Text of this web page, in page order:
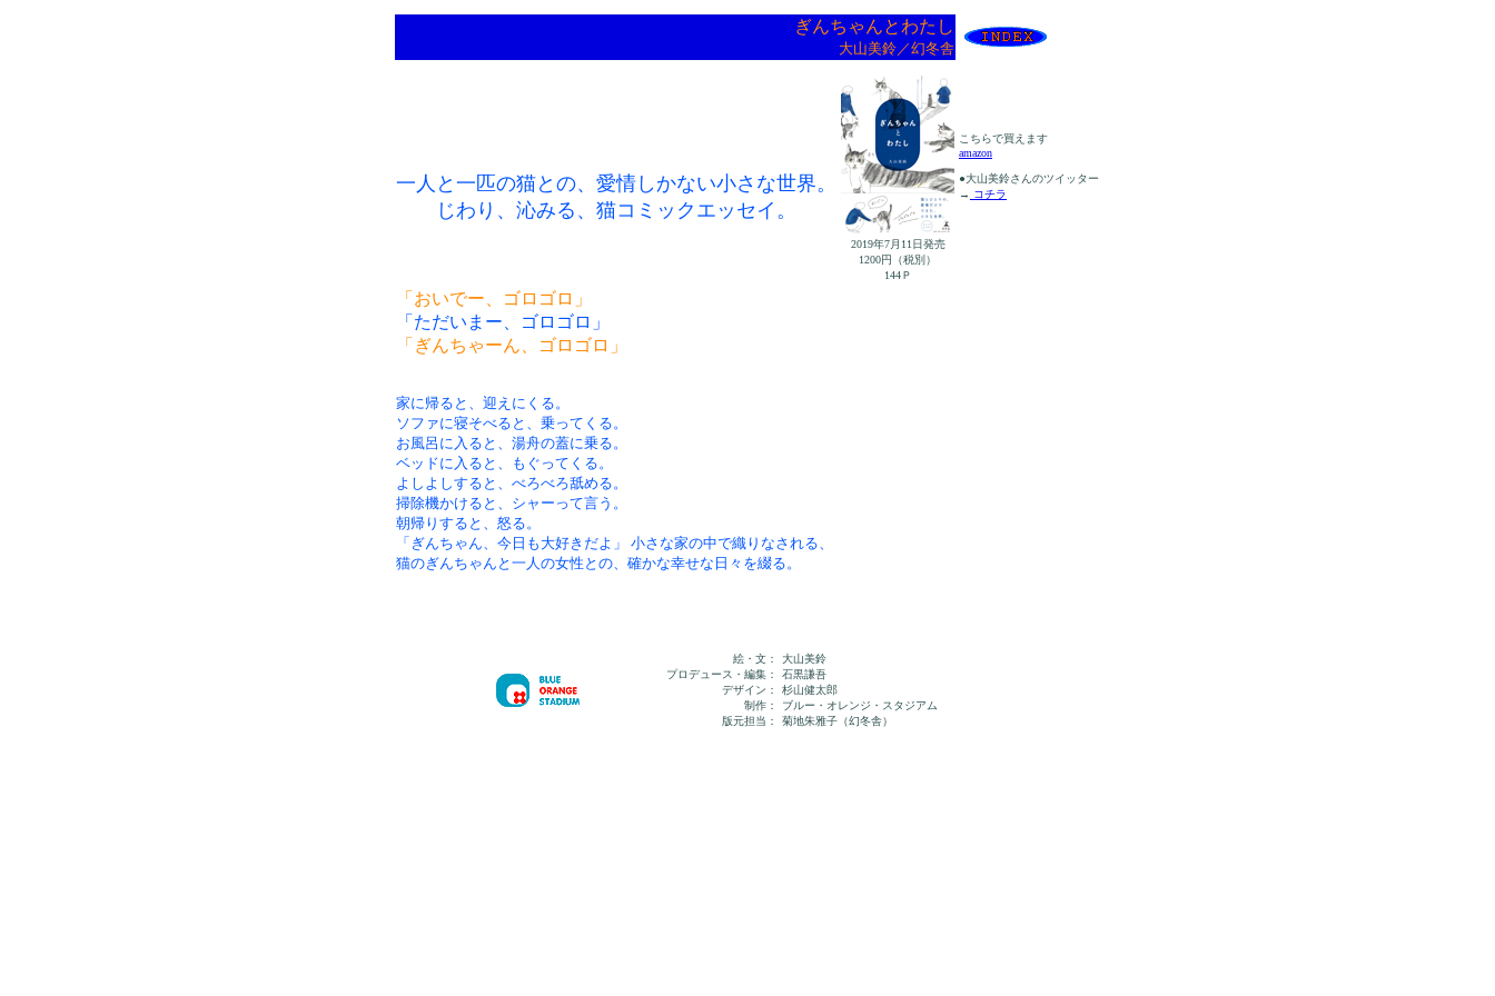
ぎんちゃんとわたし
大山美鈴／幻冬舎
一人と一匹の猫との、愛情しかない小さな世界。
じわり、沁みる、猫コミックエッセイ。
2019年7月11日発売
1200円（税別）
144Ｐ
こちらで買えます
amazon
●大山美鈴さんのツイッター
→ コチラ
「おいでー、ゴロゴロ」
「ただいまー、ゴロゴロ」
「ぎんちゃーん、ゴロゴロ」
家に帰ると、迎えにくる。
ソファに寝そべると、乗ってくる。
お風呂に入ると、湯舟の蓋に乗る。
ベッドに入ると、もぐってくる。
よしよしすると、べろべろ舐める。
掃除機かけると、シャーって言う。
朝帰りすると、怒る。
「ぎんちゃん、今日も大好きだよ」 小さな家の中で織りなされる、
猫のぎんちゃんと一人の女性との、確かな幸せな日々を綴る。
絵・文：
プロデュース・編集：
デザイン：
制作：
版元担当：
大山美鈴
石黒謙吾
杉山健太郎
ブルー・オレンジ・スタジアム
菊地朱雅子（幻冬舎）